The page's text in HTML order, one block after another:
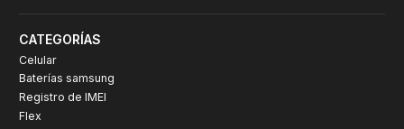
CATEGORÍAS
Celular
Baterías samsung
Registro de IMEI
Flex